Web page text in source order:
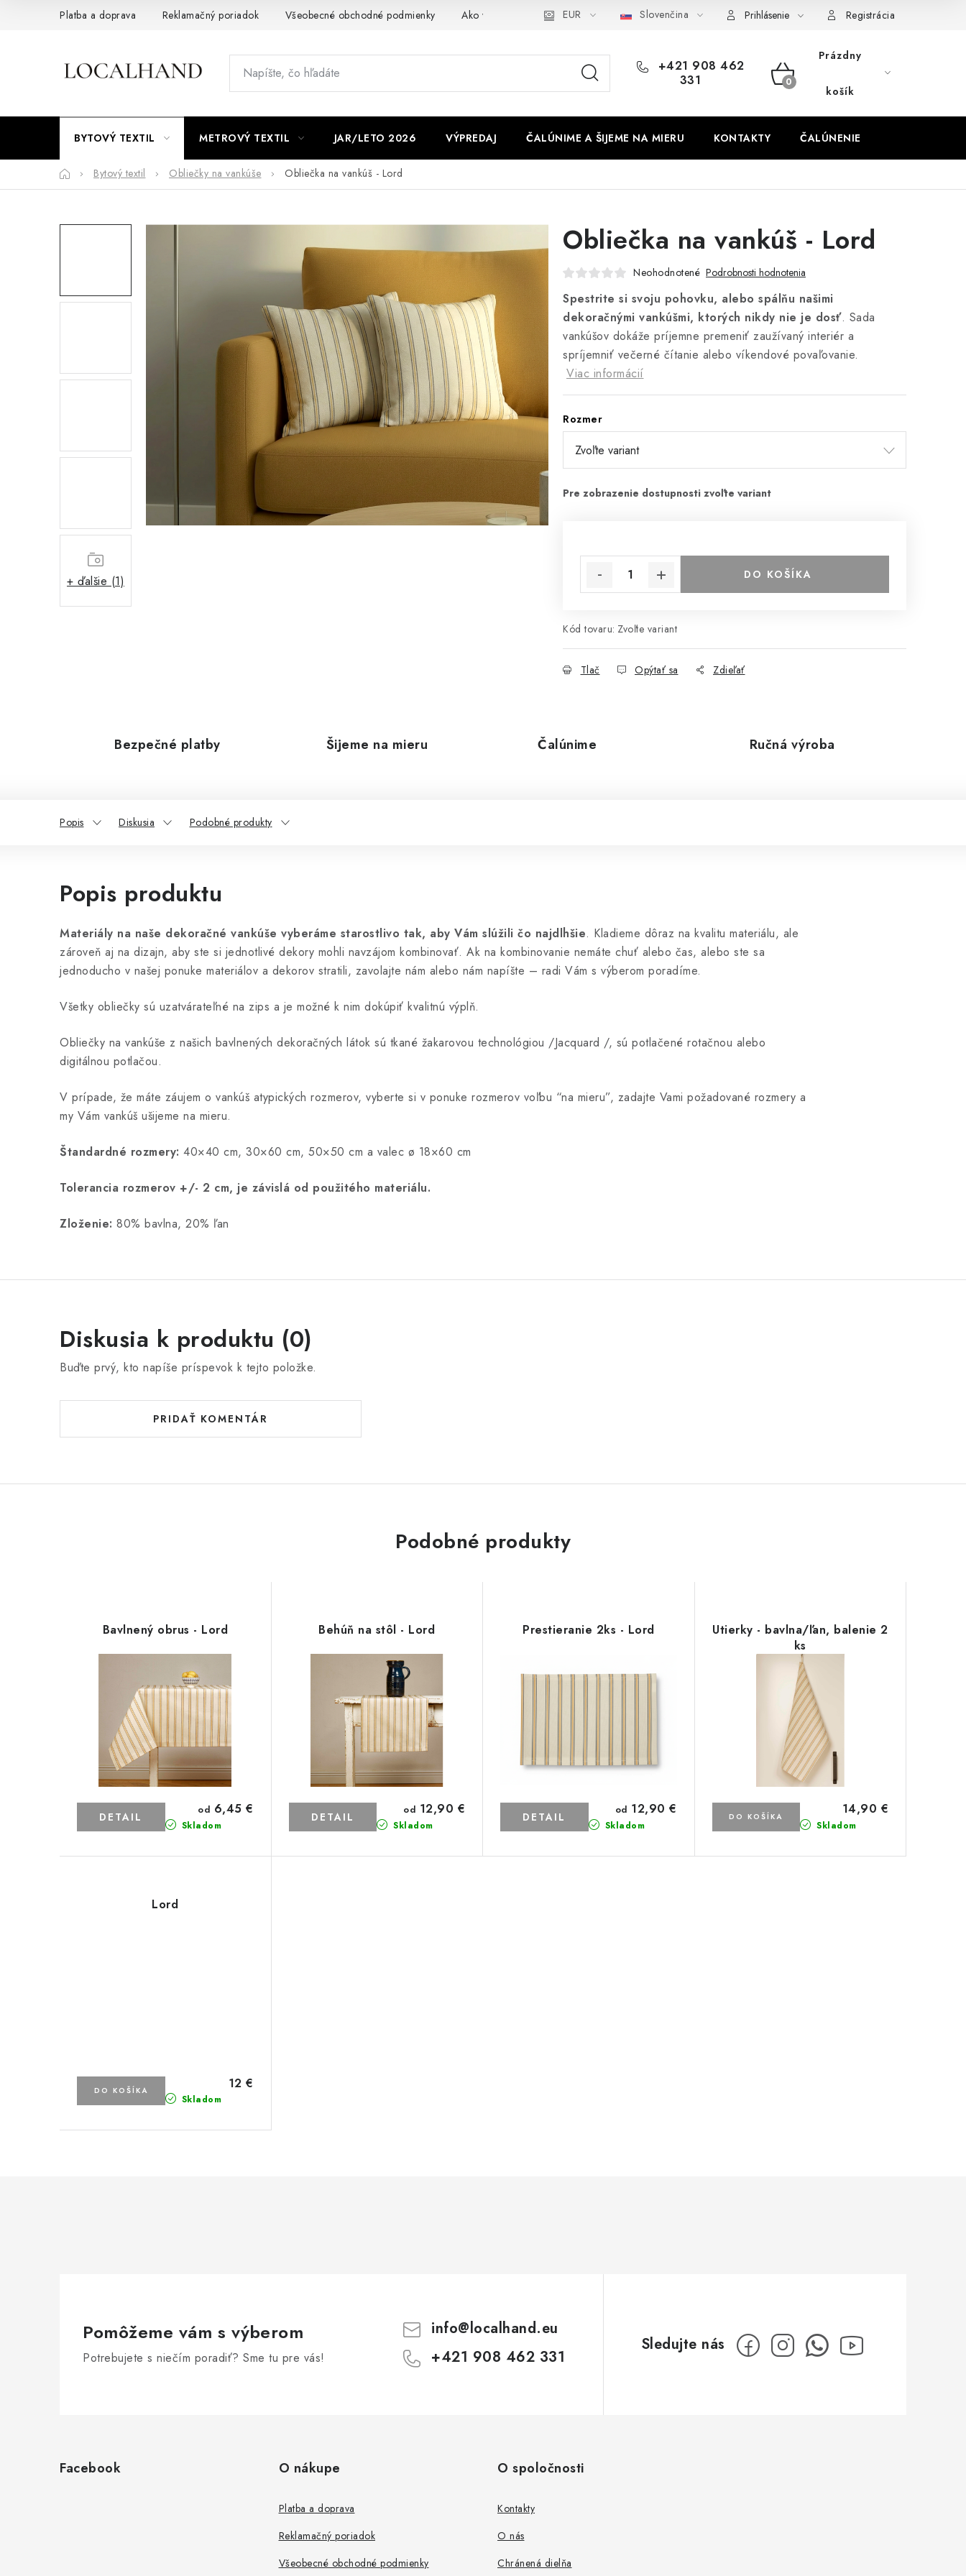
Platba a doprava Reklamačný poriadok Všeobecné obchodné podmienky Ako využíváme cookies Ochrana osobných údajov Odstúpenie od zmluvy
EUR Slovenčina Prihlásenie Registrácia
+421 908 462
331
NÁKUPNÝ
Prázdny
košík
BYTOVÝ TEXTIL METROVÝ TEXTIL JAR/LETO 2026 VÝPREDAJ ČALÚNIME A ŠIJEME NA MIERU KONTAKTY ČALÚNENIE
DomovBytový textil Obliečky na vankúše Obliečka na vankúš - Lord
+ ďalšie (1)
Obliečka na vankúš - Lord
Neohodnotené Podrobnosti hodnotenia
Spestrite si svoju pohovku, alebo spálňu našimi
dekoračnými vankúšmi, ktorých nikdy nie je dosť. Sada
vankúšov dokáže príjemne premeniť zaužívaný interiér a
spríjemniť večerné čítanie alebo víkendové povaľovanie.
Viac informácií
Rozmer
DO KOŠÍKA
Kód tovaru: Zvoľte variant
Tlač Opýtať sa Zdieľať
Bezpečné platby Šijeme na mieru Čalúnime Ručná výroba
Popis Diskusia Podobné produkty
Popis produktu
Materiály na naše dekoračné vankúše vyberáme starostlivo tak, aby Vám slúžili čo najdlhšie. Kladieme dôraz na kvalitu materiálu, ale
zároveň aj na dizajn, aby ste si jednotlivé dekory mohli navzájom kombinovať. Ak na kombinovanie nemáte chuť alebo čas, alebo ste sa
jednoducho v našej ponuke materiálov a dekorov stratili, zavolajte nám alebo nám napíšte – radi Vám s výberom poradíme.
Všetky obliečky sú uzatvárateľné na zips a je možné k nim dokúpiť kvalitnú výplň.
Obliečky na vankúše z našich bavlnených dekoračných látok sú tkané žakarovou technológiou /Jacquard /, sú potlačené rotačnou alebo
digitálnou potlačou.
V prípade, že máte záujem o vankúš atypických rozmerov, vyberte si v ponuke rozmerov voľbu “na mieru”, zadajte Vami požadované rozmery a
my Vám vankúš ušijeme na mieru.
Štandardné rozmery: 40×40 cm, 30×60 cm, 50×50 cm a valec ø 18×60 cm
Tolerancia rozmerov +/- 2 cm, je závislá od použitého materiálu.
Zloženie: 80% bavlna, 20% ľan
Diskusia k produktu (0)
Buďte prvý, kto napíše príspevok k tejto položke.
PRIDAŤ KOMENTÁR
Podobné produkty
Bavlnený obrus - Lord
Skladom
od 6,45 €
DETAIL
Behúň na stôl - Lord
Skladom
od 12,90 €
DETAIL
Prestieranie 2ks - Lord
Skladom
od 12,90 €
DETAIL
Utierky - bavlna/ľan, balenie 2
ks
Skladom
14,90 €
DO KOŠÍKA
Lord
Skladom
12 €
DO KOŠÍKA
Pomôžeme vám s výberom
Potrebujete s niečím poradiť? Sme tu pre vás!
info@localhand.eu
+421 908 462 331
Facebook O nákupe
Platba a doprava
Reklamačný poriadok
Všeobecné obchodné podmienky
O spoločnosti
Kontakty
O nás
Chránená dielňa